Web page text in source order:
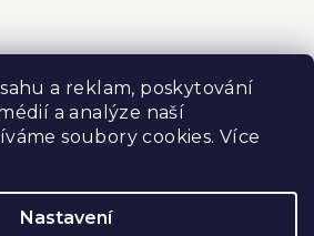
a reklam, poskytování
a analýze naší
soubory cookies. Více
Nastavení
Instagramu